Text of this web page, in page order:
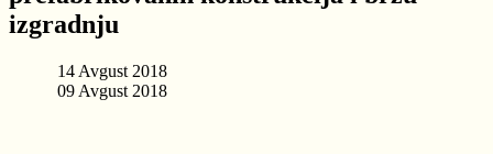
izgradnju
14 Avgust 2018
09 Avgust 2018